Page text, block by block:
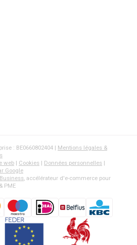
: BE0660802404 | Mentions légales &
web | Cookies | Données personnelles |
Google
, accélérateur d'e-commerce pour
PME